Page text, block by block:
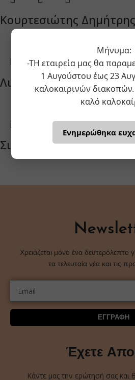
Κουρτεσιώτης
Λιναρδάκη Ζήνα (1)
Σιώζος Γιώργος (3)
Χρειάζεται μόνο ένα δευτερόλεπτο
τα τελευταία νέα και τις
ΕΓΓΡΑΦΗ
Έχετε
Κάντε μας την ερώτησή σας
Μήνυμα:
-ΤΗ εταιρεία μας θα
1 Αυγούστου έως 23
καλοκαιρινών
καλό
Ενημερώθηκα